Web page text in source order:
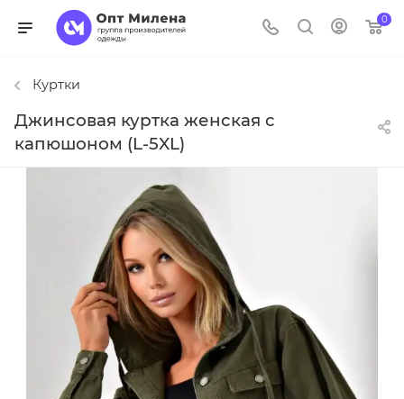
0
Куртки
Джинсовая куртка женская с
капюшоном (L-5XL)